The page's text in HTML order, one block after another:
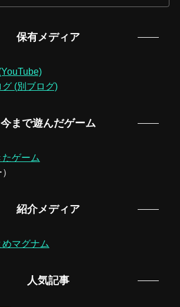
保有メディア
(別ブログ)
今まで遊んだゲーム
ゲーム
紹介メディア
マグナム
人気記事